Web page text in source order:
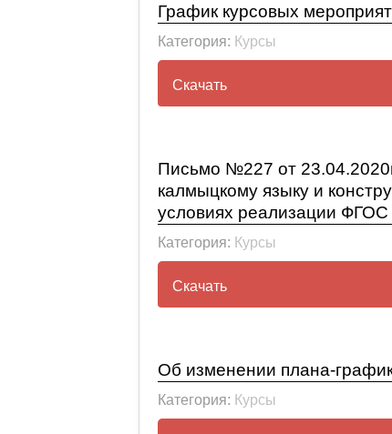
График курсовых
Категория: Курсы
Скачать
Письмо №227 от
калмыцкому языку и
условиях реализации
Категория: Курсы
Скачать
калмыцкому языку и
Об изменении плана-
Категория: Курсы